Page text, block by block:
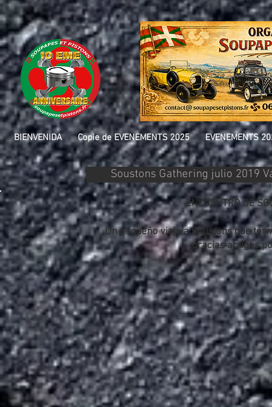
BIENVENIDA Copie de EVENEMENTS 2025 EVENEMENTS
Soustons Gathering julio 2019
ENCUENTRO DE
Un pequeño viaje a Soustons que
gracias amigos